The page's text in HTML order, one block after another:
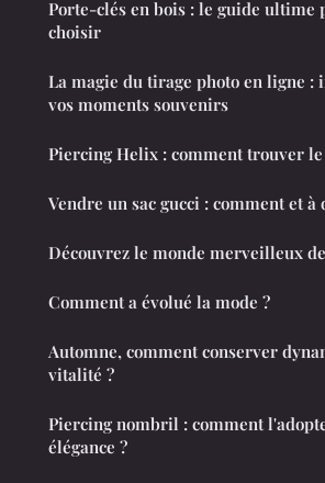
Porte-clés en bois : le guide ultime
choisir
La magie du tirage photo en ligne :
vos moments souvenirs
Piercing Helix : comment trouver
Vendre un sac gucci : comment et
Découvrez le monde merveilleux
Comment a évolué la mode ?
Automne, comment conserver
vitalité ?
Piercing nombril : comment
élégance ?